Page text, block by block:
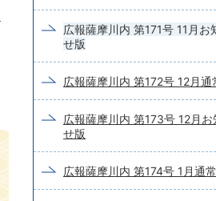
広報薩摩川内 第171号 11月お
せ版
広報薩摩川内 第172号 12月通
広報薩摩川内 第173号 12月お
せ版
広報薩摩川内 第174号 1月通